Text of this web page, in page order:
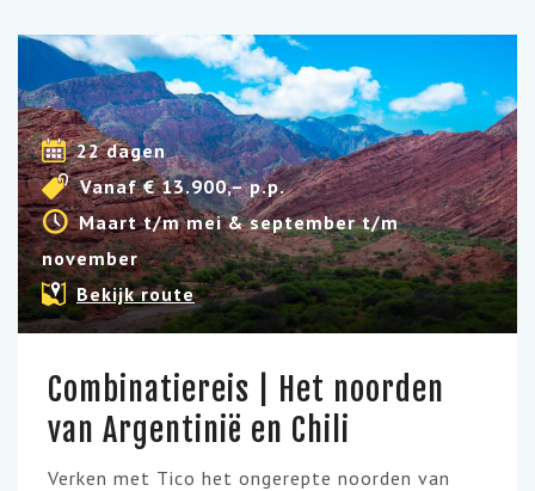
22 dagen
Vanaf € 13.900,– p.p.
Maart t/m mei & september t/m
november
Bekijk route
Combinatiereis | Het noorden
van Argentinië en Chili
Verken met Tico het ongerepte noorden van